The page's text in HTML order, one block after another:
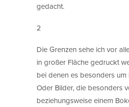
gedacht.
2
Die Grenzen sehe ich vor
in großer Fläche gedruckt
bei denen es besonders um
Oder Bilder, die besonders
beziehungsweise einem